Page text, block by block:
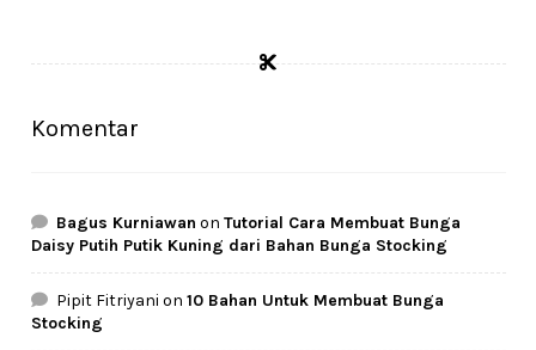
Rp24.500.Rp21.000.
Komentar
Bagus Kurniawan onTutorial Cara Membuat Bunga
Daisy Putih Putik Kuning dari Bahan Bunga Stocking
Pipit Fitriyani on10 Bahan Untuk Membuat Bunga
Stocking